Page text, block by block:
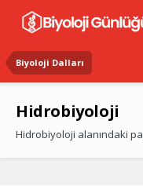
Biyoloji Dalları
Hidrobiyoloji
Hidrobiyoloji alanındaki